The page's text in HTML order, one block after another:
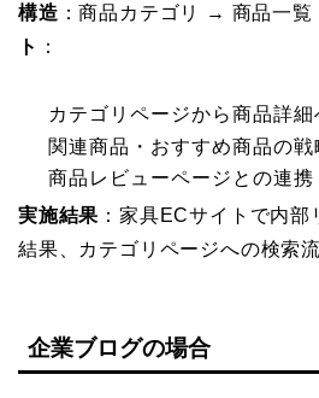
構造 ：商品カテゴリ → 商品一
ト
：
カテゴリページから商品詳
関連商品・おすすめ商品の戦
商品レビューページとの連携
実施結果 ：家具ECサイトで内
結果、カテゴリページへの検索
企業ブログの場合